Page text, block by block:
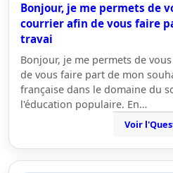
Bonjour, je me permets de
courrier afin de vous faire
travai
Bonjour, je me permets de
de vous faire part de mon
française dans le domaine du
l'éducation populaire. En…
Voir